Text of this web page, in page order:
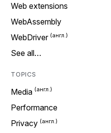
Web extensions
WebAssembly
WebDriver
See all…
TOPICS
Media
Performance
Privacy